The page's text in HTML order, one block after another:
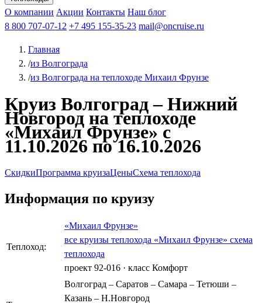
Чебоксарыиз Волгоградаиз Саратова Все города
КазаньВ Нижний НовгородВ ПермьВ Ростов-на-Дону
РыбинскНа СоловкиНа ВалаамПо ОкеПо Енисею
Афанасий Никитин Октябрьская революция
ФединАлександр СвешниковИван
МироновА.С.Попов
О компании Акции Контакты Наш блог
8 800 707-07-12 +7 495 155-35-23 mail@oncruise.ru
Главная
/из Волгограда
/из Волгограда на теплоходе Михаил Фрунзе
Круиз Волгоград – Нижний
Новгород на теплоходе
«Михаил Фрунзе» с
11.10.2026 по 16.10.2026
СкидкиПрограмма круизаЦеныСхема теплохода
Информация по круизу
Теплоход:
«Михаил Фрунзе»
все круизы теплохода «Михаил Фрунзе» схема
теплохода
проект 92-016 · класс Комфорт
Волгоград – Саратов – Самара – Тетюши –
Казань – Н.Новгород